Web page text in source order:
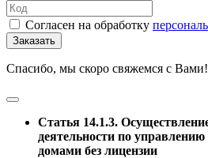
Согласен на обработку
Заказать
Спасибо, мы скоро свяжемся с Вами!
Статья 14.1.3.
деятельности по
домами без лицензии